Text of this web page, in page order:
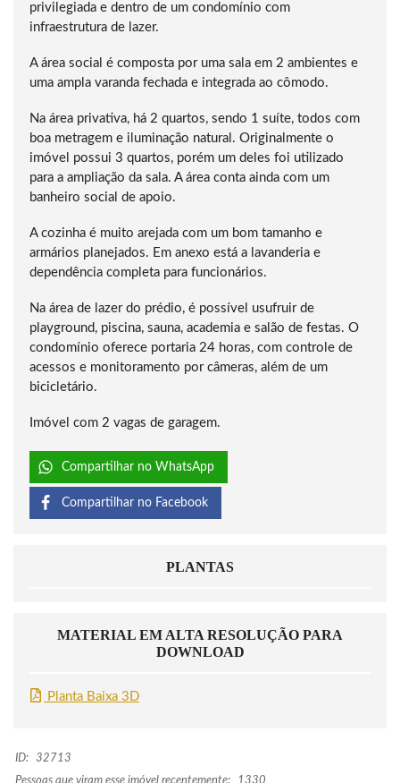
privilegiada e dentro de um condomínio com
infraestrutura de lazer.
A área social é composta por uma sala em 2 ambientes e
uma ampla varanda fechada e integrada ao cômodo.
Na área privativa, há 2 quartos, sendo 1 suíte, todos com
boa metragem e iluminação natural. Originalmente o
imóvel possui 3 quartos, porém um deles foi utilizado
para a ampliação da sala. A área conta ainda com um
banheiro social de apoio.
A cozinha é muito arejada com um bom tamanho e
armários planejados. Em anexo está a lavanderia e
dependência completa para funcionários.
Na área de lazer do prédio, é possível usufruir de
playground, piscina, sauna, academia e salão de festas. O
condomínio oferece portaria 24 horas, com controle de
acessos e monitoramento por câmeras, além de um
bicicletário.
Imóvel com 2 vagas de garagem.
Compartilhar no WhatsApp
Compartilhar no Facebook
PLANTAS
MATERIAL EM ALTA RESOLUÇÃO PARA
DOWNLOAD
Planta Baixa 3D
ID:
32713